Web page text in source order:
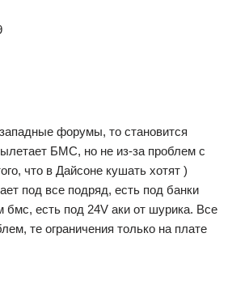
форумы, то становится
БМС, но не из-за проблем с
что в Дайсоне кушать хотят )
под все подряд, есть под банки
бмс, есть под 24V аки от шурика. Все
те ограничения только на плате